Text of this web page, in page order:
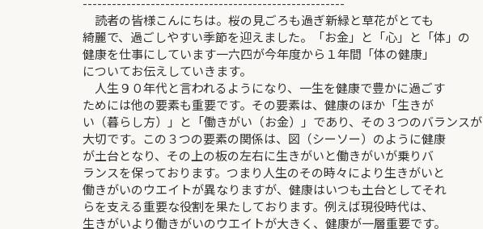
読者の皆様こんにちは。桜の見ごろも過ぎ新緑と草花がとても
綺麗で、過ごしやすい季節を迎えました。「お金」と「心」と「体」の
健康を仕事にしています一六四が今年度から１年間「体の健康」
についてお伝えしていきます。
人生９０年代と言われるようになり、一生を健康で豊かに過ごす
ためには他の要素も重要です。その要素は、健康のほか「生きが
い（暮らし方）」と「働きがい（お金）」であり、その３つのバランスが
大切です。この３つの要素の関係は、図（シーソー）のように健康
が土台となり、その上の板の左右に生きがいと働きがいが乗りバ
ランスを保っております。つまり人生のその時々により生きがいと
働きがいのウエイトが異なりますが、健康はいつも土台としてそれ
らを支える重要な役割を果たしております。例えば現役時代は、
生きがいより働きがいのウエイトが大きく、健康が一層重要です。